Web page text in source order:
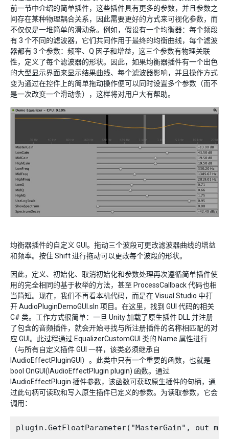
前一节中介绍的简单插件，这些插件具有更多的参数，并且参数之
间存在某种物理耦合关系，因此需要更好的方式来可视化参数，而
不仅仅是一堆简单的滑动条。例如，假设有一个均衡器：每个频段
有 3 个不同的滤波器，它们共同作用于最终的均衡曲线，每个滤波
器都有 3 个参数：频率、Q 因子和增益，这三个参数有物理关联
性，定义了每个滤波器的形状。因此，如果均衡器插件有一个出色
的大型显示界面来显示结果曲线、每个滤波器影响，并且操作方式
变为通过在控件上的简单拖动操作便可以同时设置多个参数（而不
是一次改变一个滑动条），这样将对用户大有帮助。
均衡器插件的自定义 GUI。拖动三个波段可更改滤波器曲线的增益
和频率。按住 Shift 进行拖动可以更改每个波段的形状。
因此，定义、初始化、取消初始化和参数处理再次遵循简单插件使
用的完全相同的基于枚举的方法，甚至 ProcessCallback 代码也相
当简短。现在，我们不再看本机代码，而是在 Visual Studio 中打
开 AudioPluginDemoGUI.sln 项目。在这里，找到 GUI 代码的相关
C# 类。工作方式很简单：一旦 Unity 加载了原生插件 DLL 并注册
了包含的音频插件，就会开始寻找与所注册插件的名称相匹配的对
应 GUI。此过程通过 EqualizerCustomGUI 类的 Name 属性进行
（与所有自定义插件 GUI 一样，该类必须继承自
IAudioEffectPluginGUI）。此类中只有一个重要的函数，也就是
bool OnGUI(IAudioEffectPlugin plugin) 函数。通过
IAudioEffectPlugin 插件参数，该函数可获取原生插件的句柄，通
过此句柄可读取和写入原生插件已定义的参数。为读取参数，它会
调用：